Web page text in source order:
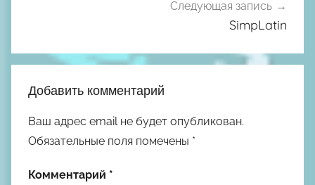
Следующая запись
SimpLatin
Добавить комментарий
Ваш адрес email не будет опубликован.
Обязательные поля помечены *
Комментарий *